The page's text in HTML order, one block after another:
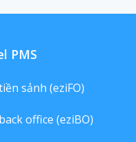
PMS
sảnh (eziFO)
office (eziBO)